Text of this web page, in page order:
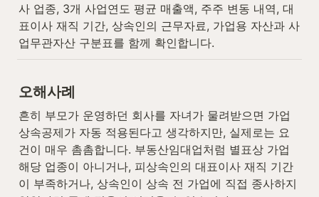
사 업종, 3개 사업연도 평균 매출액, 주주 변동 내역, 대
표이사 재직 기간, 상속인의 근무자료, 가업용 자산과 사
업무관자산 구분표를 함께 확인합니다.
오해사례
흔히 부모가 운영하던 회사를 자녀가 물려받으면 가업
상속공제가 자동 적용된다고 생각하지만, 실제로는 요
건이 매우 촘촘합니다. 부동산임대업처럼 별표상 가업
해당 업종이 아니거나, 피상속인의 대표이사 재직 기간
이 부족하거나, 상속인이 상속 전 가업에 직접 종사하지